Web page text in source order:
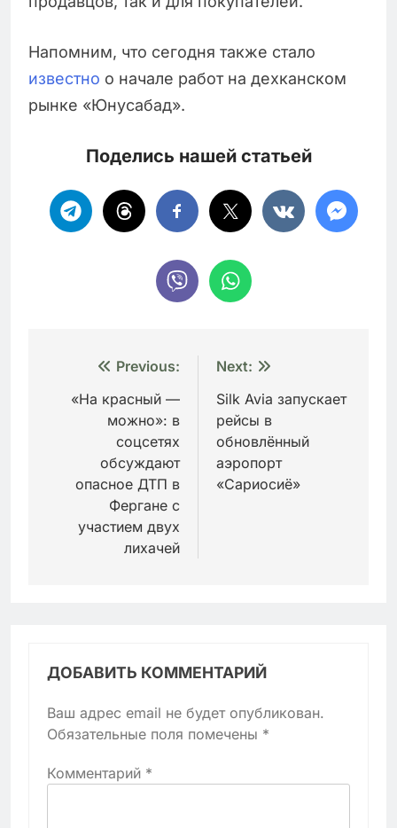
Напомним, что сегодня также стало
известно о начале работ на дехканском
рынке «Юнусабад».
Поделись нашей статьей
Навигация
записям
Previous:
«На красный —
можно»: в
соцсетях
обсуждают
опасное ДТП в
Фергане с
участием двух
лихачей
Next:
Silk Avia запускает
рейсы в
обновлённый
аэропорт
«Сариосиё»
ДОБАВИТЬ КОММЕНТАРИЙ
Ваш адрес email не будет опубликован.
Обязательные поля помечены *
Комментарий *